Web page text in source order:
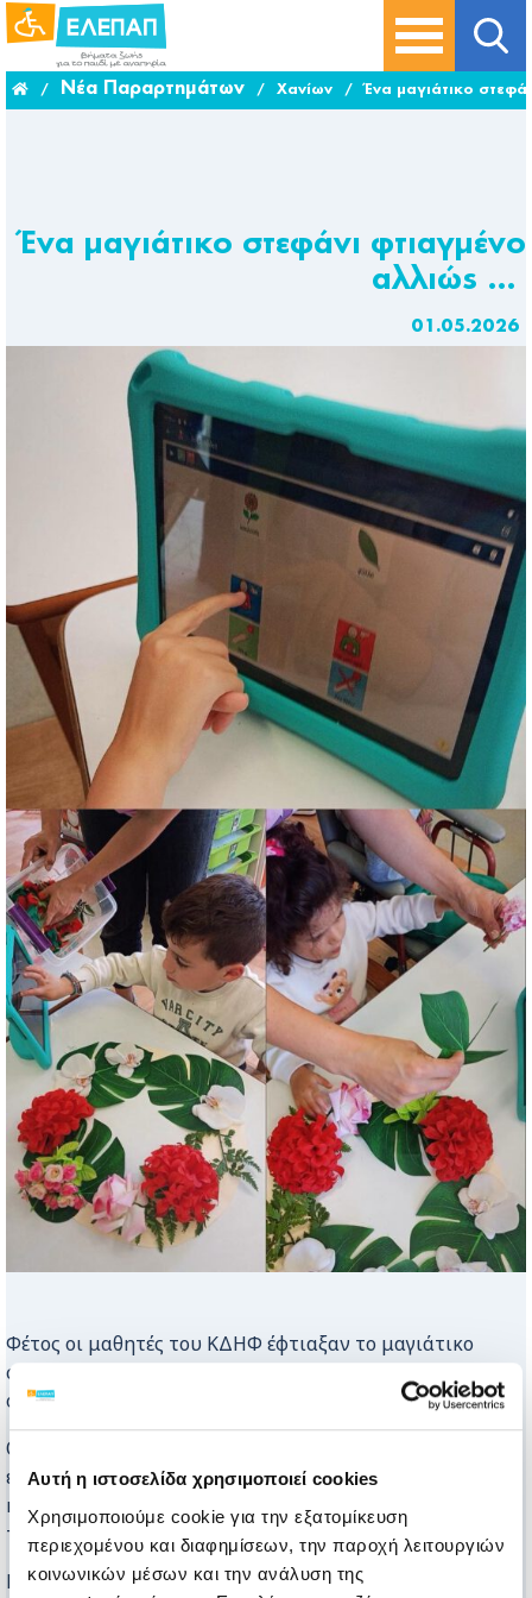
Αυτή η ιστοσελίδα χρησιμοποιεί cookies
Χρησιμοποιούμε cookie για την εξατομίκευση
περιεχομένου και διαφημίσεων, την παροχή λειτουργιών
κοινωνικών μέσων και την ανάλυση της
/ Νέα Παραρτημάτων / Χανίων / Ένα μαγιάτικο
Ένα μαγιάτικο στεφάνι φτιαγμένο
αλλιώς …
01.05.2026
Φέτος οι μαθητές του ΚΔΗΦ έφτιαξαν το μαγιάτικο
στεφάνι με εργαλείο την τεχνολογία και οδηγό τη
φαντασία.
Οι μικροί μαθητές , χρησιμοποιώντας την επαυξητική
επικοινωνία , μέσω των tablet που χειρίζονται
καθημερινά πλέον , επέλεξαν τα χρώματα και τα σχέδια
των λουλουδιών που έβαλαν στο Ανοιξιάτικο στεφάνι.
Με τη χρήση της επαυξητικής επικοινωνίας κάθε παιδί